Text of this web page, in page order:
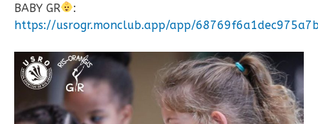
BABY GR
:
https://usrogr.monclub.app/app/